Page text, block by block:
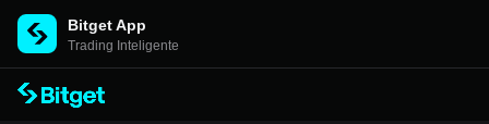
Bitget App
Trading Inteligente